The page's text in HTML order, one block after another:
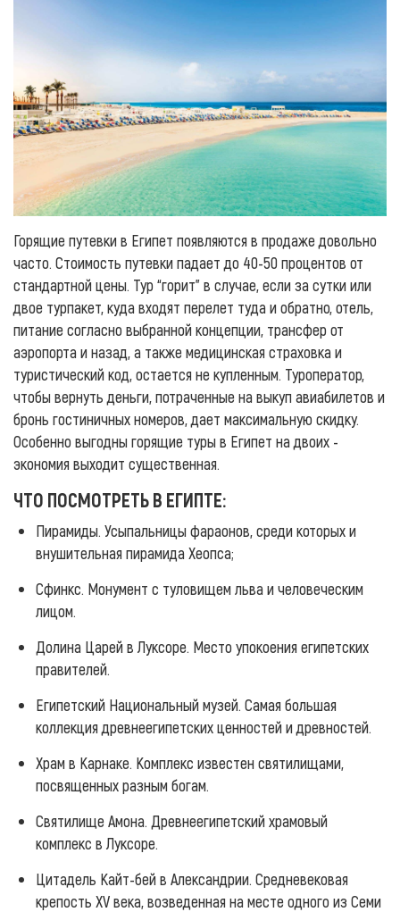
Горящие путевки в Египет появляются в продаже довольно
часто. Стоимость путевки падает до 40-50 процентов от
стандартной цены. Тур “горит” в случае, если за сутки или
двое турпакет, куда входят перелет туда и обратно, отель,
питание согласно выбранной концепции, трансфер от
аэропорта и назад, а также медицинская страховка и
туристический код, остается не купленным. Туроператор,
чтобы вернуть деньги, потраченные на выкуп авиабилетов и
бронь гостиничных номеров, дает максимальную скидку.
Особенно выгодны горящие туры в Египет на двоих -
экономия выходит существенная.
ЧТО ПОСМОТРЕТЬ В ЕГИПТЕ:
Пирамиды. Усыпальницы фараонов, среди которых и
внушительная пирамида Хеопса;
Сфинкс. Монумент с туловищем льва и человеческим
лицом.
Долина Царей в Луксоре. Место упокоения египетских
правителей.
Египетский Национальный музей. Самая большая
коллекция древнеегипетских ценностей и древностей.
Храм в Карнаке. Комплекс известен святилищами,
посвященных разным богам.
Святилище Амона. Древнеегипетский храмовый
комплекс в Луксоре.
Цитадель Кайт-бей в Александрии. Средневековая
крепость XV века, возведенная на месте одного из Семи